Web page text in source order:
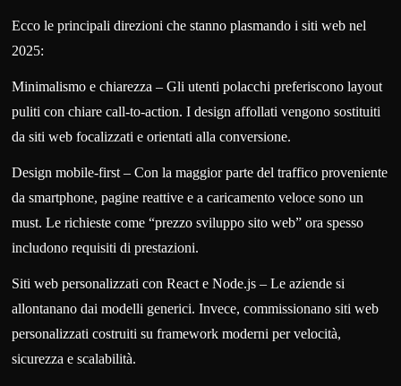
Ecco le principali direzioni che stanno plasmando i siti web nel
2025:
Minimalismo e chiarezza – Gli utenti polacchi preferiscono layout
puliti con chiare call-to-action. I design affollati vengono sostituiti
da siti web focalizzati e orientati alla conversione.
Design mobile-first – Con la maggior parte del traffico proveniente
da smartphone, pagine reattive e a caricamento veloce sono un
must. Le richieste come “prezzo sviluppo sito web” ora spesso
includono requisiti di prestazioni.
Siti web personalizzati con React e Node.js – Le aziende si
allontanano dai modelli generici. Invece, commissionano siti web
personalizzati costruiti su framework moderni per velocità,
sicurezza e scalabilità.